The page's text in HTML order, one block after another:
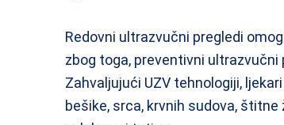
Redovni ultrazvučni pregledi
zbog toga, preventivni
Zahvaljujući UZV tehnologiji,
bešike, srca, krvnih sudova,